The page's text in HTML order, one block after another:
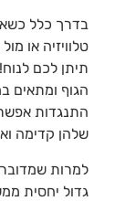
בדרך כלל
טלוויזיה או
תיתן לכם
הגוף ומתאים
התנגדות
שלהן קדימה
למרות
גדול יחסית